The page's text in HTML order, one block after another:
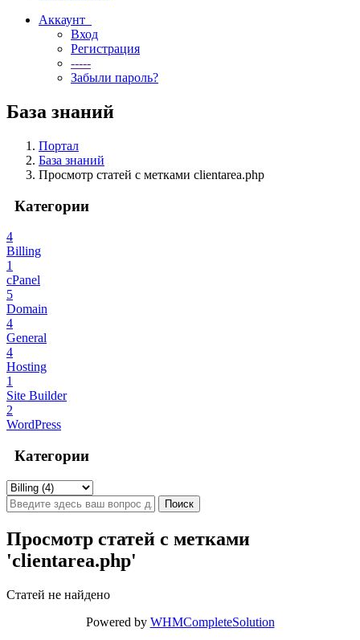
Аккаунт
Вход
Регистрация
-----
Забыли пароль?
База знаний
Портал
База знаний
Просмотр статей с метками clientarea.php
Категории
4
Billing
1
cPanel
5
Domain
4
General
4
Hosting
1
Site Builder
2
WordPress
Категории
Просмотр статей с метками
'clientarea.php'
Статей не найдено
Powered by WHMCompleteSolution